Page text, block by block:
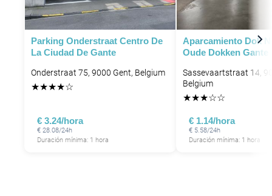
Parking Onderstraat Centro De
La Ciudad De Gante
Onderstraat 75, 9000 Gent, Belgium
★★★★☆
€ 3.24/hora
€ 28.08/24h
Duración mínima: 1 hora
Aparcamiento Dok
Oude Dokken Gante
Sassevaartstraat 14,
Belgium
★★★☆☆
€ 1.14/hora
€ 5.58/24h
Duración mínima: 1 hora